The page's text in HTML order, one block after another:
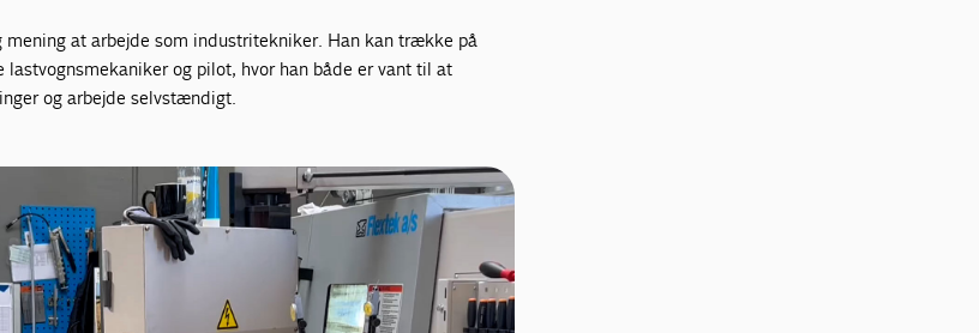
mening at arbejde som industritekniker. Han kan trække på
og pilot, hvor han både er vant til at
og arbejde selvstændigt.